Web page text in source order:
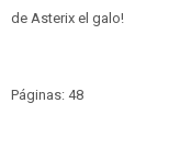
de Asterix el galo!
Páginas: 48